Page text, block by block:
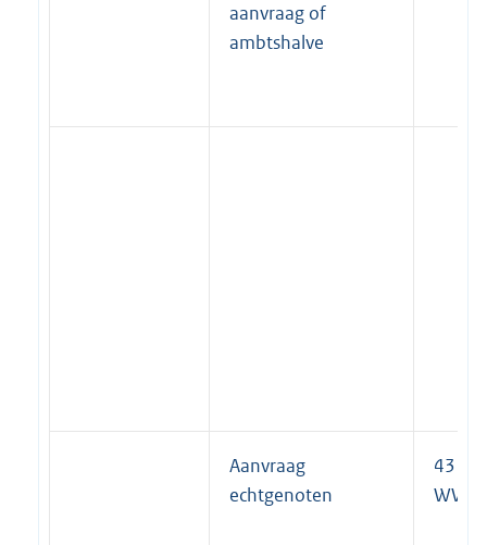
aanvraag of
ambtshalve
Aanvraag
echtgenoten
43 lid
WWB